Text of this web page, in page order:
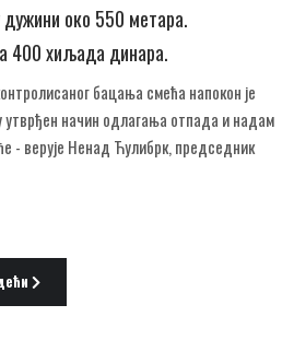
око 550 метара.
400 хиљада динара.
бацања смећа напокон је
утврђен начин одлагања отпада и надам
- верује Ненад Ћулибрк, председник
КРАЈ БОСУТА
чланак: ПАРК КАО ОСВЕЖЕЊЕ